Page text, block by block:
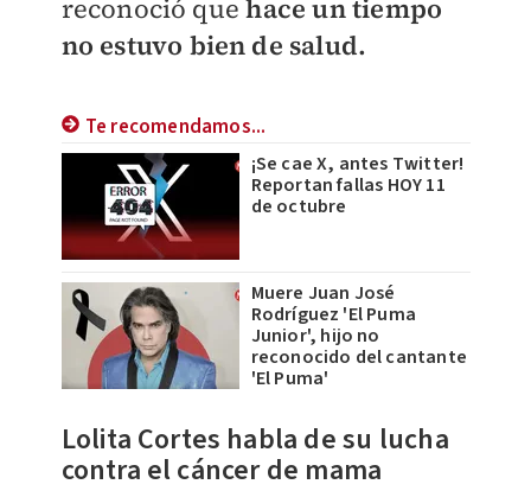
reconoció quehace un tiempo
no estuvo bien de salud.
Te recomendamos...
¡Se cae X, antes Twitter!
Reportan fallas HOY 11
de octubre
Muere Juan José
Rodríguez 'El Puma
Junior', hijo no
reconocido del cantante
'El Puma'
Lolita Cortes habla de su lucha
contra el cáncer de mama